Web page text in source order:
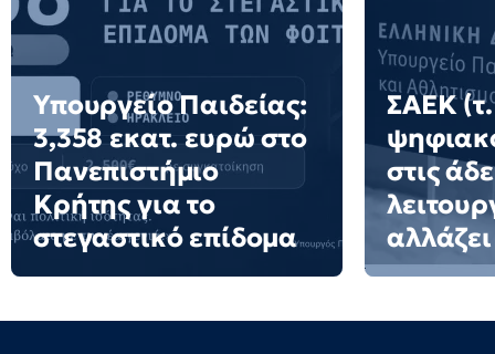
Υπουργείο Παιδείας:
3,358 εκατ. ευρώ στο
Πανεπιστήμιο
Κρήτης για το
στεγαστικό επίδομα
ΣΑΕΚ
στις